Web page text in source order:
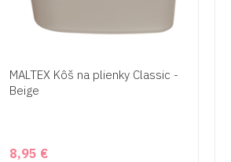
MALTEX Kôš na plienky Classic -
Beige
8,95 €